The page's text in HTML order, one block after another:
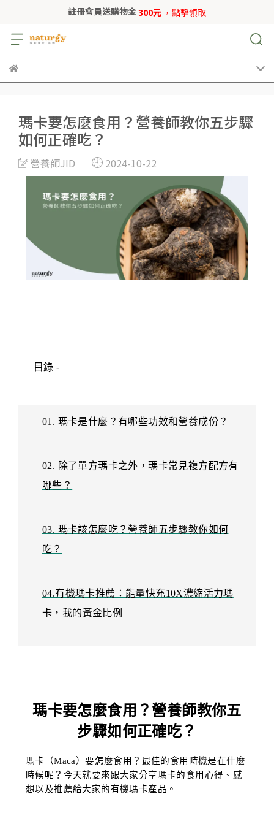
註冊會員送購物金300元 ，點擊領取
瑪卡要怎麼食用？營養師教你五步驟
如何正確吃？
營養師JID 2024-10-22
目錄 -
01. 瑪卡是什麼？有哪些功效和營養成份？
02. 除了單方瑪卡之外，瑪卡常見複方配方有
哪些？
03. 瑪卡該怎麼吃？營養師五步驟教你如何
吃？
04.有機瑪卡推薦：能量快充10X濃縮活力瑪
卡，我的黃金比例
瑪卡要怎麼食用？營養師教你五
步驟如何正確吃？
瑪卡（Maca）要怎麼食用？最佳的食用時機是在什麼
時候呢？今天就要來跟大家分享瑪卡的食用心得、感
想以及推薦給大家的有機瑪卡產品。